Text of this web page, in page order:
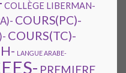
COLLÈGE LIBERMAN-
COURS(PC)-
COURS(TC)-
LANGUE ARABE-
PREMIERE